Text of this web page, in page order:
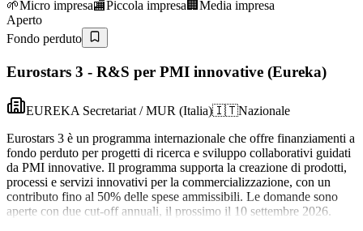
🌱Micro impresa🏬Piccola impresa 🏢 Media impresa
Aperto
Fondo perduto
Eurostars 3 - R&S per PMI innovative (Eureka)
EUREKA Secretariat / MUR (Italia)🇮🇹Nazionale
Eurostars 3 è un programma internazionale che offre finanziamenti a
fondo perduto per progetti di ricerca e sviluppo collaborativi guidati
da PMI innovative. Il programma supporta la creazione di prodotti,
processi e servizi innovativi per la commercializzazione, con un
contributo fino al 50% delle spese ammissibili. Le domande sono
aperte con due cut-off annuali, il prossimo il 10 settembre 2026.